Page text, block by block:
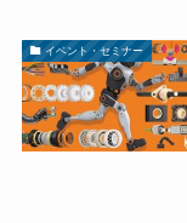
イベント・セミナー